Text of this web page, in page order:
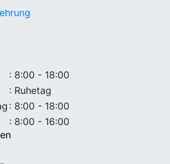
: 8:00 - 18:00
: Ruhetag
: 8:00 - 18:00
: 8:00 - 16:00